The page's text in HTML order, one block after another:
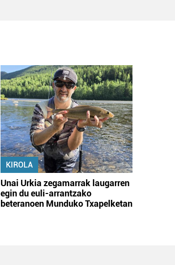
KIROLA
Unai Urkia zegamarrak laugarren
egin du euli-arrantzako
beteranoen Munduko Txapelketan